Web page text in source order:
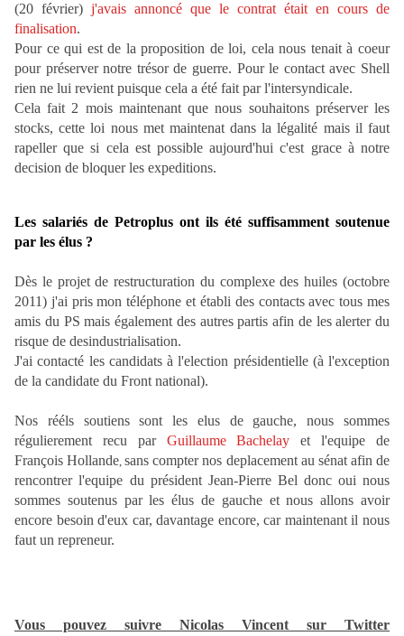
(20 février) j'avais annoncé que le contrat était en cours de
finalisation.
Pour ce qui est de la proposition de loi, cela nous tenait à coeur
pour préserver notre trésor de guerre. Pour le contact avec Shell
rien ne lui revient puisque cela a été fait par l'intersyndicale.
Cela fait 2 mois maintenant que nous souhaitons préserver les
stocks, cette loi nous met maintenat dans la légalité mais il faut
rapeller que si cela est possible aujourd'hui c'est grace à notre
decision de bloquer les expeditions.
Les salariés de Petroplus ont ils été suffisamment soutenue
par les élus ?
Dès le projet de restructuration du complexe des huiles (octobre
2011) j'ai pris mon téléphone et établi des contacts avec tous mes
amis du PS mais également des autres partis afin de les alerter du
risque de desindustrialisation.
J'ai contacté les candidats à l'election présidentielle (à l'exception
de la candidate du Front national).
Nos rééls soutiens sont les elus de gauche, nous sommes
régulierement recu par Guillaume Bachelay et l'equipe de
François Hollande,sans compter nos deplacement au sénat afin de
rencontrer l'equipe du président Jean-Pierre Bel donc oui nous
sommes soutenus par les élus de gauche et nous allons avoir
encore besoin d'eux car, davantage encore, car maintenant il nous
faut un repreneur.
Vous pouvez suivre Nicolas Vincent sur Twitter